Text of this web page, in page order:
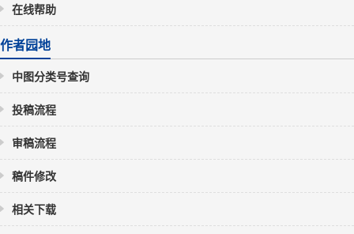
在线帮助
作者园地
中图分类号查询
投稿流程
审稿流程
稿件修改
相关下载